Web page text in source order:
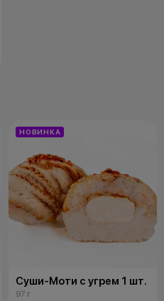
НОВИНКА
Суши-Моти с угрем 1 шт.
97 г